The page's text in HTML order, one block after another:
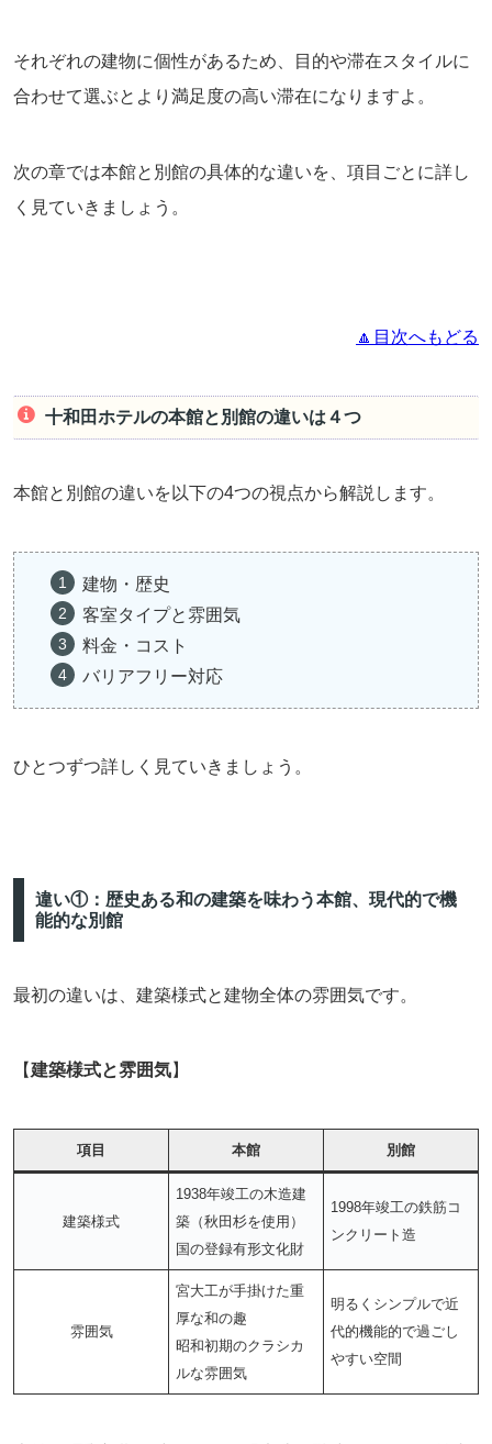
それぞれの建物に個性があるため、目的や滞在スタイルに
合わせて選ぶとより満足度の高い滞在になりますよ。
次の章では本館と別館の具体的な違いを、項目ごとに詳し
く見ていきましょう。
🔼目次へもどる
十和田ホテルの本館と別館の違いは４つ
本館と別館の違いを以下の4つの視点から解説します。
建物・歴史
客室タイプと雰囲気
料金・コスト
バリアフリー対応
ひとつずつ詳しく見ていきましょう。
違い①：歴史ある和の建築を味わう本館、現代的で機
能的な別館
最初の違いは、建築様式と建物全体の雰囲気です。
【建築様式と雰囲気】
項目 本館 別館
建築様式
1938年竣工の木造建
築（秋田杉を使用）
国の登録有形文化財
1998年竣工の鉄筋コ
ンクリート造
雰囲気
宮大工が手掛けた重
厚な和の趣
昭和初期のクラシカ
ルな雰囲気
明るくシンプルで近
代的機能的で過ごし
やすい空間